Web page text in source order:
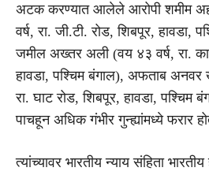
अटक करण्यात आलेले आरोपी शमीम
वर्ष, रा. जी.टी. रोड, शिबपूर, हावडा,
जमील अख्तर अली (वय ४३ वर्ष, रा.
हावडा, पश्चिम बंगाल), अफताब अनवर
रा. घाट रोड, शिबपूर, हावडा, पश्चिम
पाचहून अधिक गंभीर गुन्ह्यांमध्ये फरार
त्यांच्यावर भारतीय न्याय संहिता